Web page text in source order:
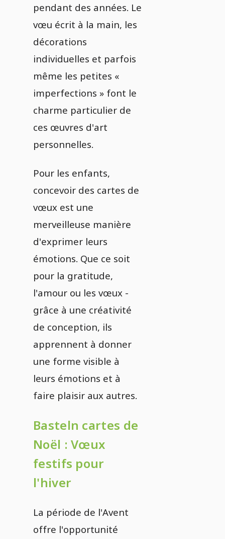
pendant des années. Le
vœu écrit à la main, les
décorations
individuelles et parfois
même les petites «
imperfections » font le
charme particulier de
ces œuvres d'art
personnelles.
Pour les enfants,
concevoir des cartes de
vœux est une
merveilleuse manière
d'exprimer leurs
émotions. Que ce soit
pour la gratitude,
l'amour ou les vœux -
grâce à une créativité
de conception, ils
apprennent à donner
une forme visible à
leurs émotions et à
faire plaisir aux autres.
Basteln cartes de
Noël : Vœux
festifs pour
l'hiver
La période de l'Avent
offre l'opportunité